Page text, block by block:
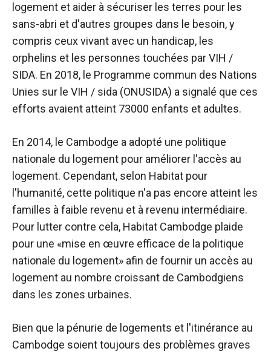
logement et aider à sécuriser les terres pour les
sans-abri et d'autres groupes dans le besoin, y
compris ceux vivant avec un handicap, les
orphelins et les personnes touchées par VIH /
SIDA. En 2018, le Programme commun des Nations
Unies sur le VIH / sida (ONUSIDA) a signalé que ces
efforts avaient atteint 73000 enfants et adultes.
En 2014, le Cambodge a adopté une politique
nationale du logement pour améliorer l'accès au
logement. Cependant, selon Habitat pour
l'humanité, cette politique n'a pas encore atteint les
familles à faible revenu et à revenu intermédiaire.
Pour lutter contre cela, Habitat Cambodge plaide
pour une «mise en œuvre efficace de la politique
nationale du logement» afin de fournir un accès au
logement au nombre croissant de Cambodgiens
dans les zones urbaines.
Bien que la pénurie de logements et l'itinérance au
Cambodge soient toujours des problèmes graves